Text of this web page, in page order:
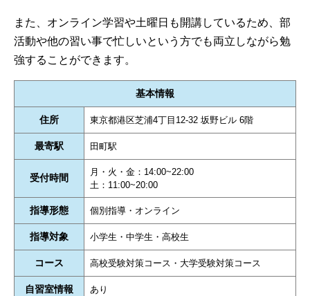
また、オンライン学習や土曜日も開講しているため、部
活動や他の習い事で忙しいという方でも両立しながら勉
強することができます。
基本情報
住所 東京都港区芝浦4丁目12-32 坂野ビル 6階
最寄駅 田町駅
受付時間
月・火・金：14:00~22:00
土：11:00~20:00
指導形態 個別指導・オンライン
指導対象 小学生・中学生・高校生
コース 高校受験対策コース・大学受験対策コース
自習室情報 あり